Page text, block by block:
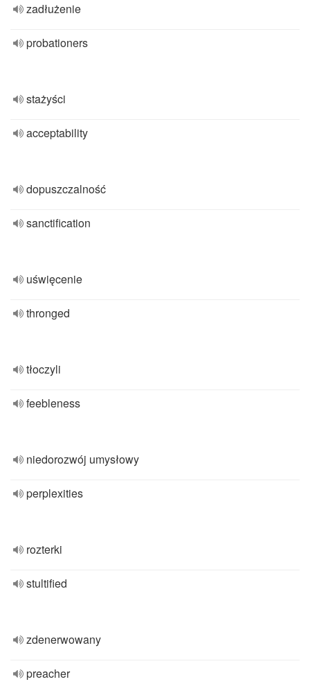
zadłużenie
probationers
stażyści
acceptability
dopuszczalność
sanctification
uświęcenie
thronged
tłoczyli
feebleness
niedorozwój umysłowy
perplexities
rozterki
stultified
zdenerwowany
preacher